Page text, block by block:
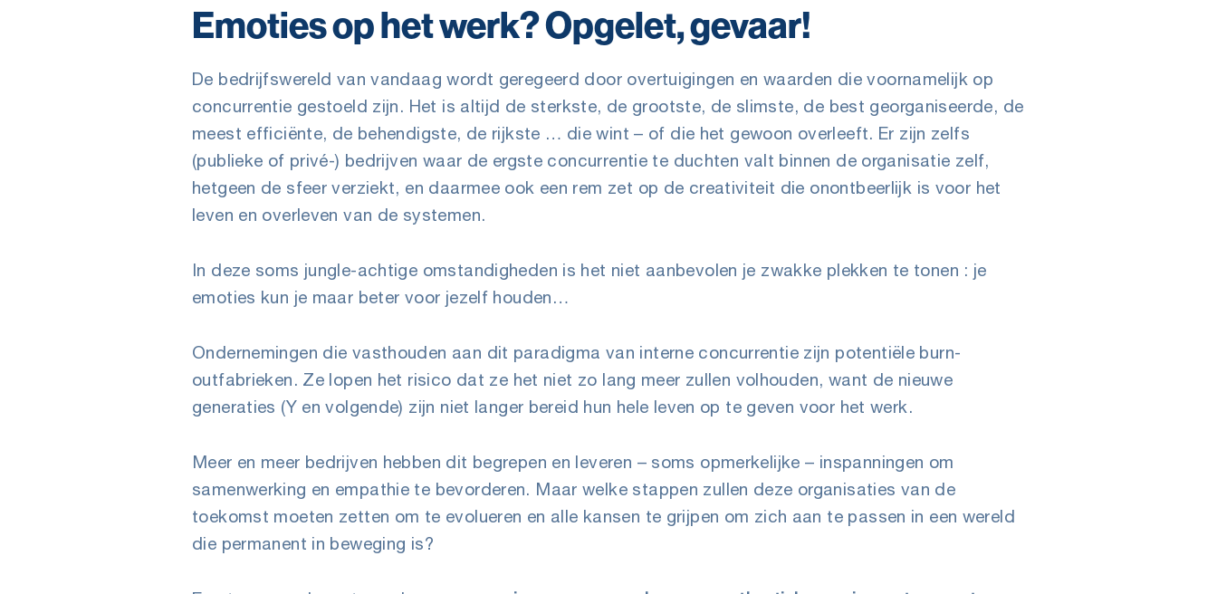
Emoties op het werk? Opgelet, gevaar!
De bedrijfswereld van vandaag wordt geregeerd door overtuigingen en waarden die voornamelijk op
concurrentie gestoeld zijn. Het is altijd de sterkste, de grootste, de slimste, de best georganiseerde, de
meest efficiënte, de behendigste, de rijkste … die wint – of die het gewoon overleeft. Er zijn zelfs
(publieke of privé-) bedrijven waar de ergste concurrentie te duchten valt binnen de organisatie zelf,
hetgeen de sfeer verziekt, en daarmee ook een rem zet op de creativiteit die onontbeerlijk is voor het
leven en overleven van de systemen.
In deze soms jungle-achtige omstandigheden is het niet aanbevolen je zwakke plekken te tonen : je
emoties kun je maar beter voor jezelf houden…
Ondernemingen die vasthouden aan dit paradigma van interne concurrentie zijn potentiële burn-
outfabrieken. Ze lopen het risico dat ze het niet zo lang meer zullen volhouden, want de nieuwe
generaties (Y en volgende) zijn niet langer bereid hun hele leven op te geven voor het werk.
Meer en meer bedrijven hebben dit begrepen en leveren – soms opmerkelijke – inspanningen om
samenwerking en empathie te bevorderen. Maar welke stappen zullen deze organisaties van de
toekomst moeten zetten om te evolueren en alle kansen te grijpen om zich aan te passen in een wereld
die permanent in beweging is?